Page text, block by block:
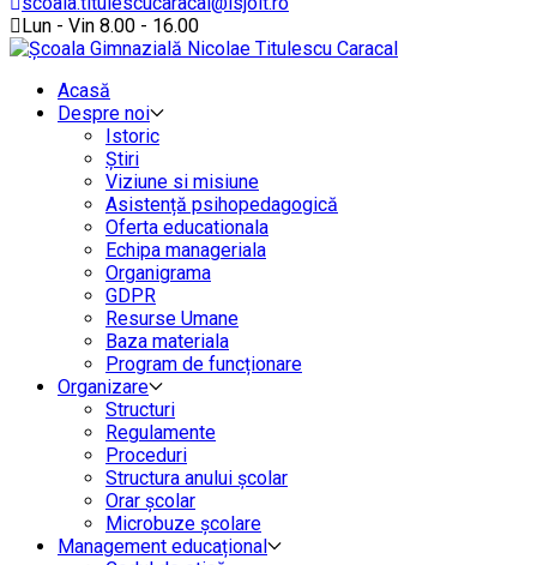
Lun - Vin 8.00 - 16.00
Acasă
Despre noi
Istoric
Știri
Viziune si misiune
Asistență psihopedagogică
Oferta educationala
Echipa manageriala
Organigrama
GDPR
Resurse Umane
Baza materiala
Program de funcționare
Organizare
Structuri
Regulamente
Proceduri
Structura anului școlar
Orar școlar
Microbuze școlare
Management educațional